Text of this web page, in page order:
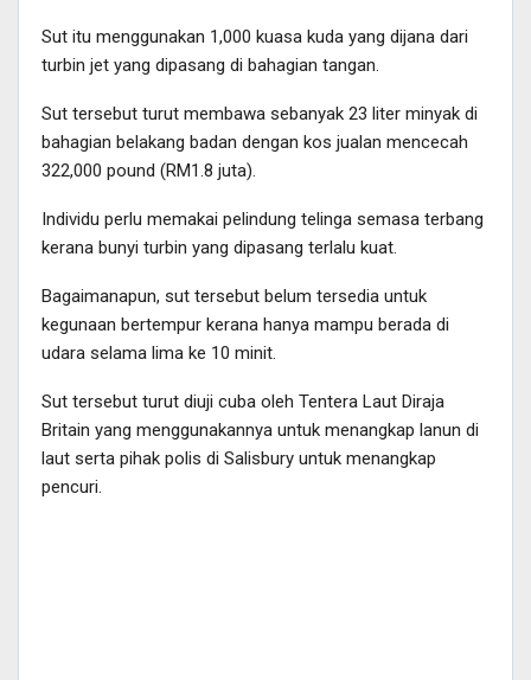
Sut itu menggunakan 1,000 kuasa kuda yang dijana dari
turbin jet yang dipasang di bahagian tangan.
Sut tersebut turut membawa sebanyak 23 liter minyak di
bahagian belakang badan dengan kos jualan mencecah
322,000 pound (RM1.8 juta).
Individu perlu memakai pelindung telinga semasa terbang
kerana bunyi turbin yang dipasang terlalu kuat.
Bagaimanapun, sut tersebut belum tersedia untuk
kegunaan bertempur kerana hanya mampu berada di
udara selama lima ke 10 minit.
Sut tersebut turut diuji cuba oleh Tentera Laut Diraja
Britain yang menggunakannya untuk menangkap lanun di
laut serta pihak polis di Salisbury untuk menangkap
pencuri.